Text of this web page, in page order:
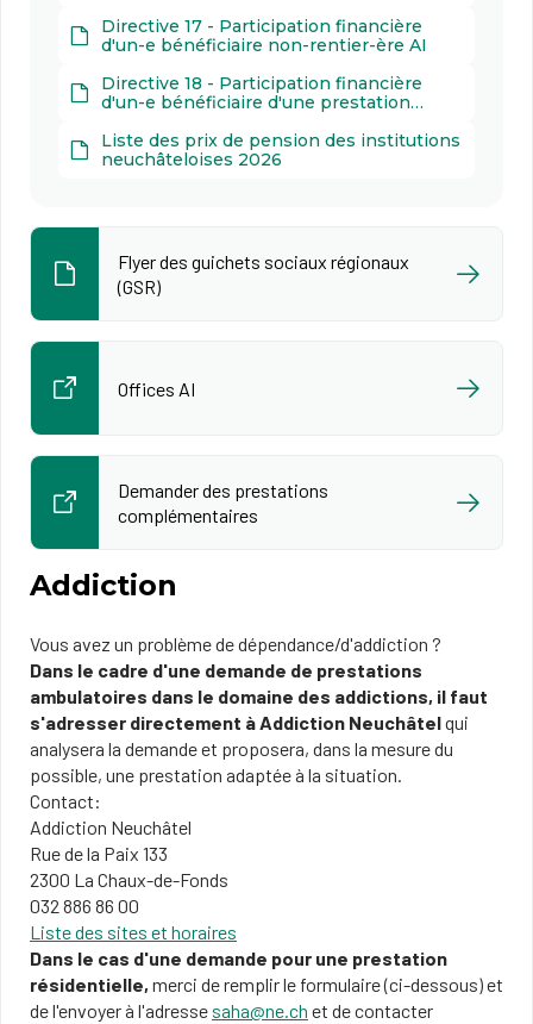
Directive 17 - Participation financière
d'un-e bénéficiaire non-rentier-ère AI
Directive 18 - Participation financière
d'un-e bénéficiaire d'une prestation
Liste des prix de pension des institutions
neuchâteloises 2026
Flyer des guichets sociaux régionaux
(GSR)
Offices AI
Demander des prestations
complémentaires
Addiction
Vous avez un problème de dépendance/d'addiction ?
Dans le cadre d'une demande de prestations
ambulatoires dans le domaine des addictions, il faut
s'adresser directement à Addiction Neuchâtelqui
analysera la demande et proposera, dans la mesure du
possible, une prestation adaptée à la situation.
Contact:
Addiction Neuchâtel
Rue de la Paix 133
2300 La Chaux-de-Fonds
032 886 86 00
Liste des sites et horaires
Dans le cas d'une demande pour une prestation
résidentielle, merci de remplir le formulaire (ci-dessous) et
de l'envoyer à l'adresse saha@ne.ch et de contacter